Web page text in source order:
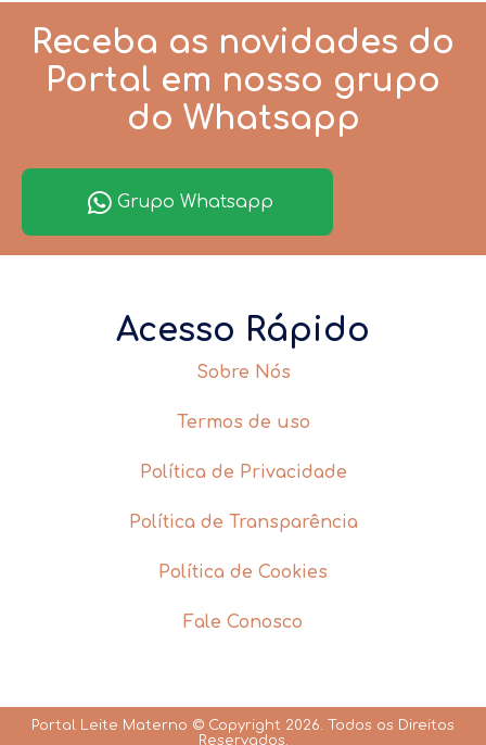
Receba as novidades do
Portal em nosso grupo
do Whatsapp
Grupo Whatsapp
Acesso Rápido
Sobre Nós
Termos de uso
Política de Privacidade
Política de Transparência
Política de Cookies
Fale Conosco
Portal Leite Materno © Copyright 2026. Todos os Direitos
Reservados.